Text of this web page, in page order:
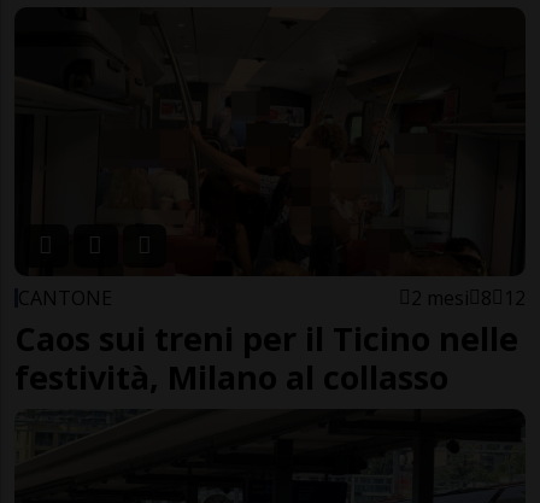
CANTONE 2 mesi 8 12
Caos sui treni per il Ticino nelle
festività, Milano al collasso